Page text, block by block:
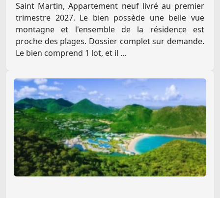
Saint Martin, Appartement neuf livré au premier
trimestre 2027. Le bien possède une belle vue
montagne et l'ensemble de la résidence est
proche des plages. Dossier complet sur demande.
Le bien comprend 1 lot, et il ...